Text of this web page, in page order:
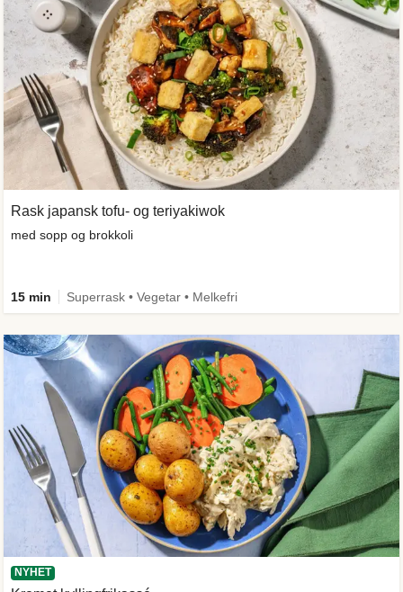
Rask japansk tofu- og teriyakiwok
med sopp og brokkoli
15 min Superrask • Vegetar • Melkefri
NYHET